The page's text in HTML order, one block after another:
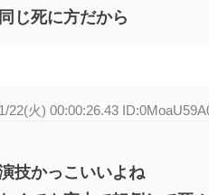
じ死に方だから
22(火) 00:00:26.43
技かっこいいよね